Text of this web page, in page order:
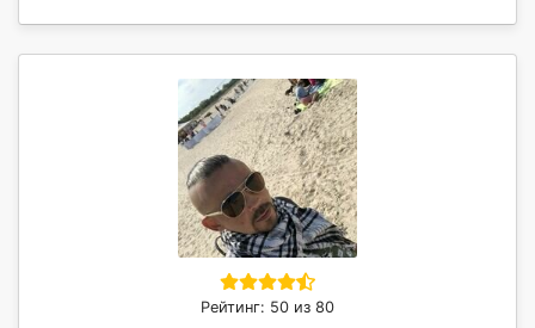
Рейтинг: 50 из 80